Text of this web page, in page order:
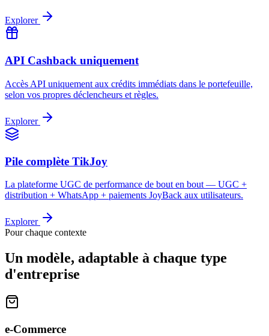
Explorer
API Cashback uniquement
Accès API uniquement aux crédits immédiats dans le portefeuille,
selon vos propres déclencheurs et règles.
Explorer
Pile complète TikJoy
La plateforme UGC de performance de bout en bout — UGC +
distribution + WhatsApp + paiements JoyBack aux utilisateurs.
Explorer
Pour chaque contexte
Un modèle, adaptable à chaque type
d'entreprise
e-Commerce